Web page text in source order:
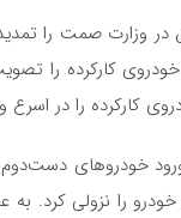
وزارت صمت را تمدید
کارکرده را
کارکرده را در اسرع
خودروهای
را نزولی کرد. به